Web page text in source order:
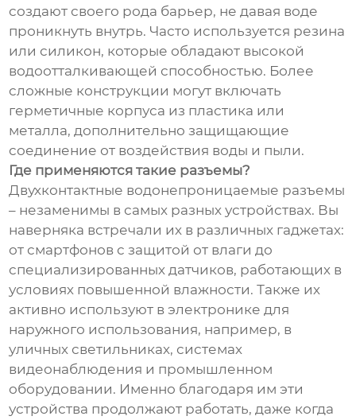
создают своего рода барьер, не давая воде
проникнуть внутрь. Часто используется резина
или силикон, которые обладают высокой
водоотталкивающей способностью. Более
сложные конструкции могут включать
герметичные корпуса из пластика или
металла, дополнительно защищающие
соединение от воздействия воды и пыли.
Где применяются такие разъемы?
Двухконтактные водонепроницаемые разъемы
– незаменимы в самых разных устройствах. Вы
наверняка встречали их в различных гаджетах:
от смартфонов с защитой от влаги до
специализированных датчиков, работающих в
условиях повышенной влажности. Также их
активно используют в электронике для
наружного использования, например, в
уличных светильниках, системах
видеонаблюдения и промышленном
оборудовании. Именно благодаря им эти
устройства продолжают работать, даже когда